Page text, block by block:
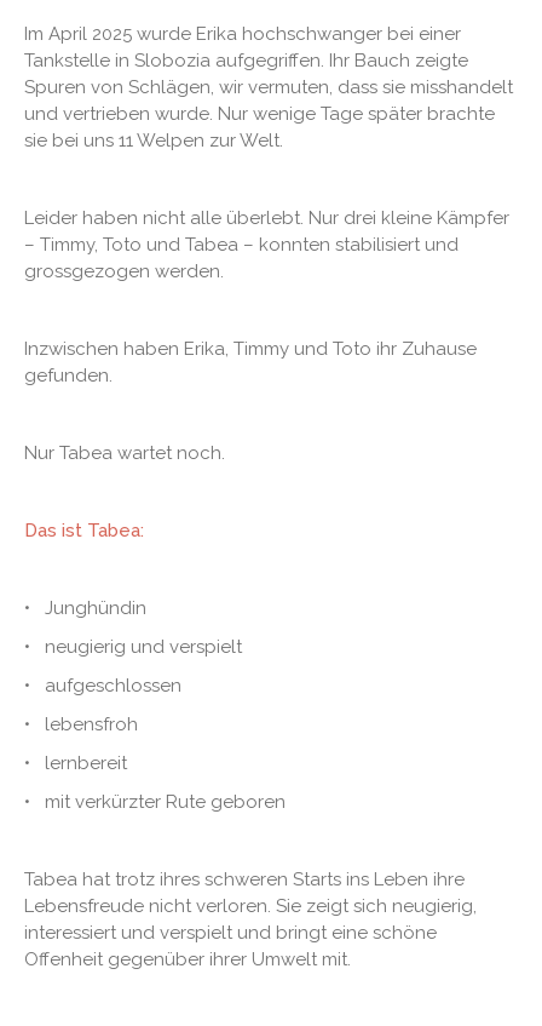
Im April 2025 wurde Erika hochschwanger bei einer
Tankstelle in Slobozia aufgegriffen. Ihr Bauch zeigte
Spuren von Schlägen, wir vermuten, dass sie misshandelt
und vertrieben wurde. Nur wenige Tage später brachte
sie bei uns 11 Welpen zur Welt.
Leider haben nicht alle überlebt. Nur drei kleine Kämpfer
– Timmy, Toto und Tabea – konnten stabilisiert und
grossgezogen werden.
Inzwischen haben Erika, Timmy und Toto ihr Zuhause
gefunden.
Nur Tabea wartet noch.
Das ist Tabea:
• Junghündin
• neugierig und verspielt
• aufgeschlossen
• lebensfroh
• lernbereit
• mit verkürzter Rute geboren
Tabea hat trotz ihres schweren Starts ins Leben ihre
Lebensfreude nicht verloren. Sie zeigt sich neugierig,
interessiert und verspielt und bringt eine schöne
Offenheit gegenüber ihrer Umwelt mit.